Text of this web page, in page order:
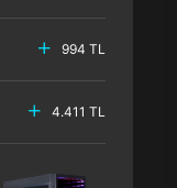
994 TL
4.411 TL